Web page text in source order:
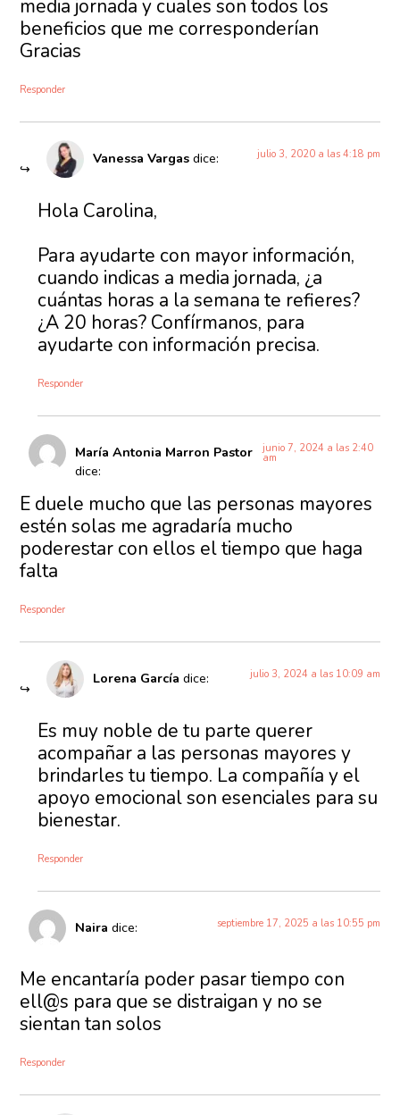
media jornada y cuales son todos los
beneficios que me corresponderían
Gracias
Responder
Vanessa Vargas dice: julio 3, 2020 a las 4:18 pm
Hola Carolina,
Para ayudarte con mayor información,
cuando indicas a media jornada, ¿a
cuántas horas a la semana te refieres?
¿A 20 horas? Confírmanos, para
ayudarte con información precisa.
Responder
María Antonia Marron Pastor
dice:
junio 7, 2024 a las 2:40
am
E duele mucho que las personas mayores
estén solas me agradaría mucho
poderestar con ellos el tiempo que haga
falta
Responder
Lorena García dice: julio 3, 2024 a las 10:09 am
Es muy noble de tu parte querer
acompañar a las personas mayores y
brindarles tu tiempo. La compañía y el
apoyo emocional son esenciales para su
bienestar.
Responder
Naira dice: septiembre 17, 2025 a las 10:55 pm
Me encantaría poder pasar tiempo con
ell@s para que se distraigan y no se
sientan tan solos
Responder